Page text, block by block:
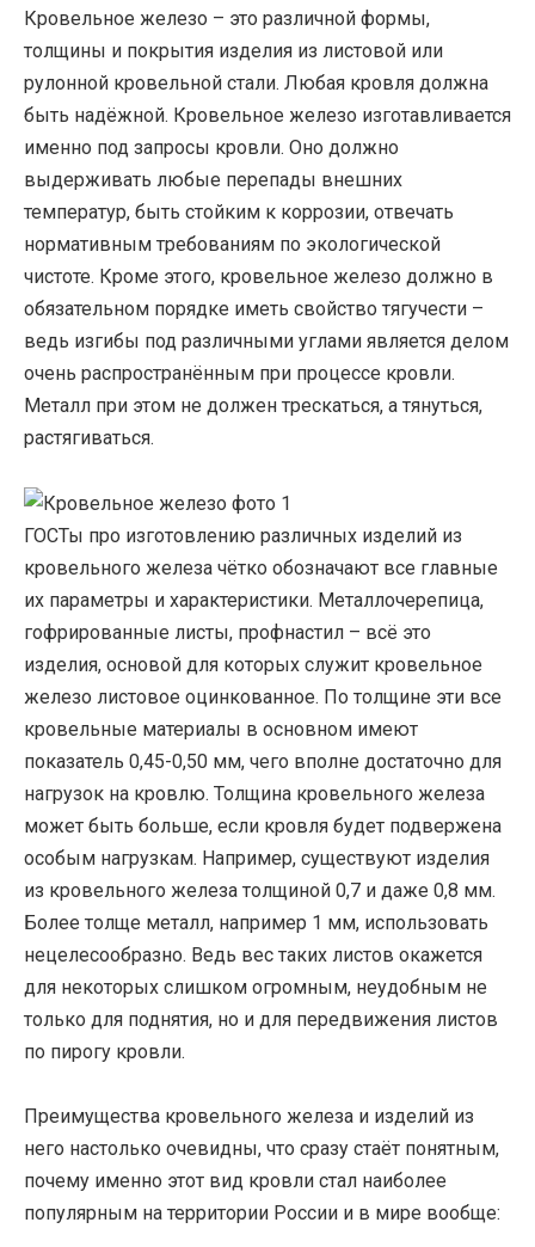
Кровельное железо – это различной формы,
толщины и покрытия изделия из листовой или
рулонной кровельной стали. Любая кровля должна
быть надёжной. Кровельное железо изготавливается
именно под запросы кровли. Оно должно
выдерживать любые перепады внешних
температур, быть стойким к коррозии, отвечать
нормативным требованиям по экологической
чистоте. Кроме этого, кровельное железо должно в
обязательном порядке иметь свойство тягучести –
ведь изгибы под различными углами является делом
очень распространённым при процессе кровли.
Металл при этом не должен трескаться, а тянуться,
растягиваться.
ГОСТы про изготовлению различных изделий из
кровельного железа чётко обозначают все главные
их параметры и характеристики. Металлочерепица,
гофрированные листы, профнастил – всё это
изделия, основой для которых служит кровельное
железо листовое оцинкованное. По толщине эти все
кровельные материалы в основном имеют
показатель 0,45-0,50 мм, чего вполне достаточно для
нагрузок на кровлю. Толщина кровельного железа
может быть больше, если кровля будет подвержена
особым нагрузкам. Например, существуют изделия
из кровельного железа толщиной 0,7 и даже 0,8 мм.
Более толще металл, например 1 мм, использовать
нецелесообразно. Ведь вес таких листов окажется
для некоторых слишком огромным, неудобным не
только для поднятия, но и для передвижения листов
по пирогу кровли.
Преимущества кровельного железа и изделий из
него настолько очевидны, что сразу стаёт понятным,
почему именно этот вид кровли стал наиболее
популярным на территории России и в мире вообще: